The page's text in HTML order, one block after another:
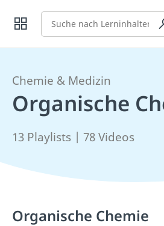
Suche
Chemie & Medizin
Organische
13 Playlists | 78 Videos
Organische Chemie